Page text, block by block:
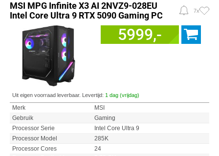
MSI MPG Infinite X3 AI 2NVZ9-028EU
Intel Core Ultra 9 RTX 5090 Gaming PC
7x
5999,-
Uit eigen voorraad leverbaar. Levertijd: 1 dag (vrijdag)
Merk
MSI
Gebruik
Gaming
Processor Serie
Intel Core Ultra 9
Processor Model
285K
Processor Cores
24